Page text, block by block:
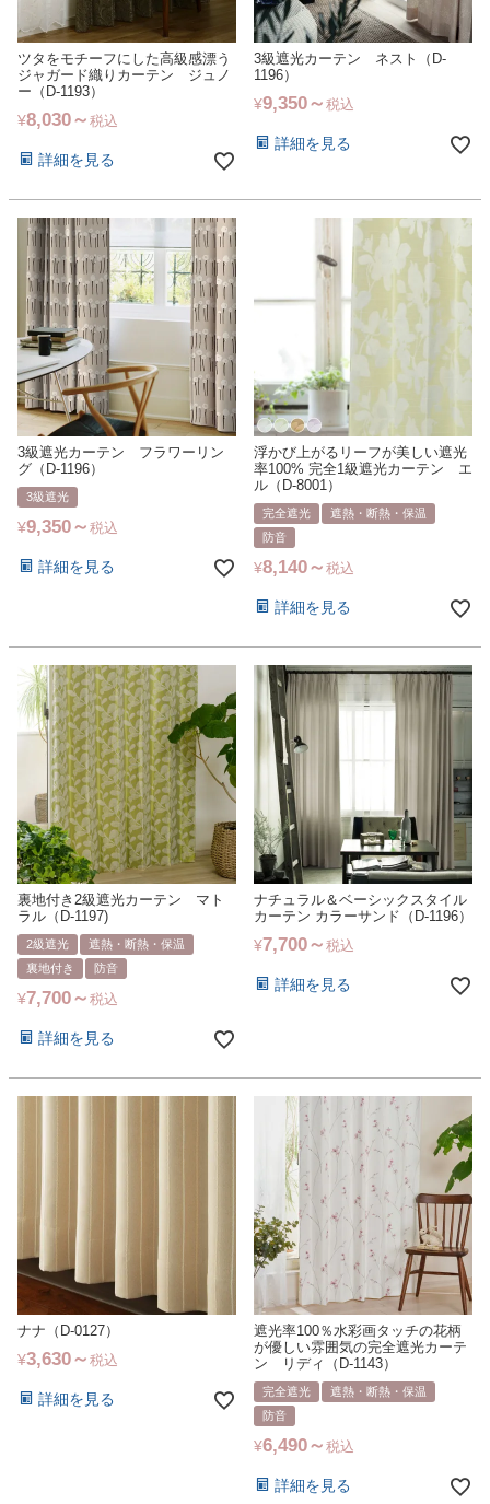
ツタをモチーフにした高級感漂う
ジャガード織りカーテン ジュノ
ー（D-1193）
¥8,030 税込
詳細を見る
3級遮光カーテン ネスト（D-
1196）
¥9,350 税込
詳細を見る
3級遮光カーテン フラワーリン
グ（D-1196）
3級遮光
¥9,350 税込
詳細を見る
浮かび上がるリーフが美しい遮光
率100% 完全1級遮光カーテン エ
ル（D-8001）
完全遮光
遮熱・断熱・保温
防音
¥8,140 税込
詳細を見る
裏地付き2級遮光カーテン マト
ラル（D-1197)
2級遮光
遮熱・断熱・保温
裏地付き
防音
¥7,700 税込
詳細を見る
ナチュラル＆ベーシックスタイル
カーテン カラーサンド（D-1196）
¥7,700 税込
詳細を見る
ナナ（D-0127）
¥3,630 税込
詳細を見る
遮光率100％水彩画タッチの花柄
が優しい雰囲気の完全遮光カーテ
ン リディ（D-1143）
完全遮光
遮熱・断熱・保温
防音
¥6,490 税込
詳細を見る